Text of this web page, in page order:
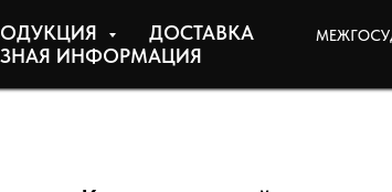
ДОСТАВКА
ИНФОРМАЦИЯ